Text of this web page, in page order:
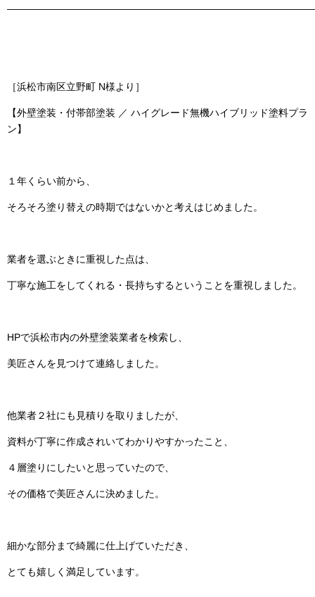
［浜松市南区立野町 N様より］
【外壁塗装・付帯部塗装 ／ ハイグレード無機ハイブリッド塗料プラ
ン】
１年くらい前から、
そろそろ塗り替えの時期ではないかと考えはじめました。
業者を選ぶときに重視した点は、
丁寧な施工をしてくれる・長持ちするということを重視しました。
HPで浜松市内の外壁塗装業者を検索し、
美匠さんを見つけて連絡しました。
他業者２社にも見積りを取りましたが、
資料が丁寧に作成されいてわかりやすかったこと、
４層塗りにしたいと思っていたので、
その価格で美匠さんに決めました。
細かな部分まで綺麗に仕上げていただき、
とても嬉しく満足しています。